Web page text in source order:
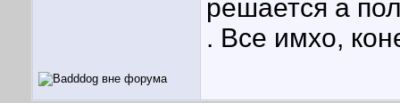
решается а
. Все имхо,